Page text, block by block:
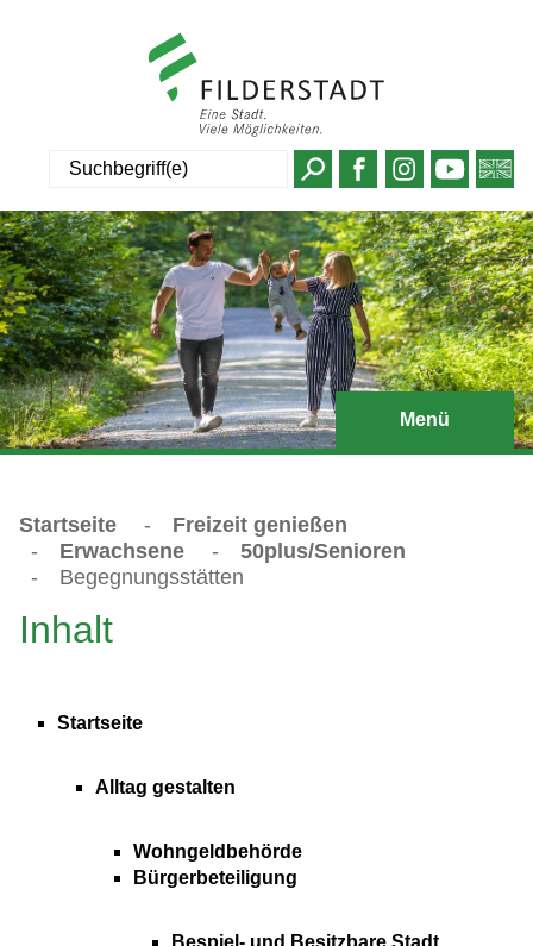
Menü
Startseite -
Freizeit genießen
-
Erwachsene -
50plus/Senioren
-
Begegnungsstätten
Inhalt
Startseite
Alltag gestalten
Wohngeldbehörde
Bürgerbeteiligung